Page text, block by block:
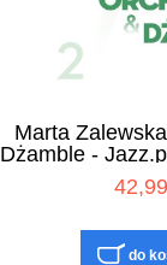
Marta
Dżamble -
do